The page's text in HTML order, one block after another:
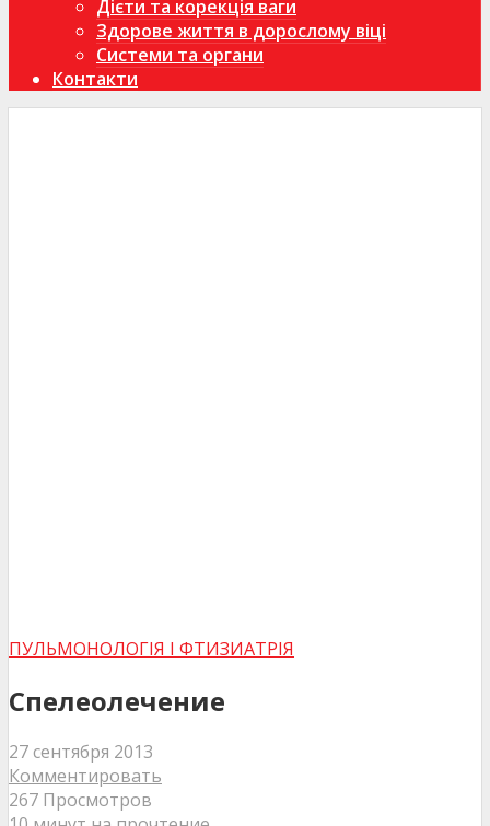
Дієти та корекція ваги
Здорове життя в дорослому віці
Системи та органи
Контакти
ПУЛЬМОНОЛОГІЯ І ФТИЗИАТРІЯ
Спелеолечение
27 сентября 2013
Комментировать
267 Просмотров